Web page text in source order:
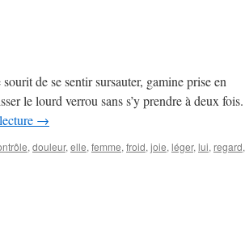
de se sentir sursauter, gamine prise en
le lourd verrou sans s’y prendre à deux fois.
→
, douleur, elle, femme, froid, joie, léger, lui, regard,